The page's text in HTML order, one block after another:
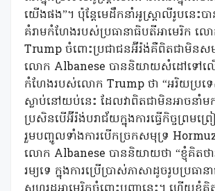
យើងផង”។ ប៉ុន្តែមេដឹកនាំអូស្ត្រាលីរូបនេះប
គំរាមកំហែងរបស់ប្រធានាធិបតីអាមេរិក ល
Trump ចំពោះប្រជាជនអ៊ីរ៉ង់គឺពិតជាមិនស
លោក Albanese បាននិយាយសំដៅទៅលើ
កំហែងរបស់លោក Trump ថា “អរិយប្រ
ស្លាប់នៅយប់នេះ ដែលវាពិតជាមិនអាចនាំម
ប្រសិនបើអ៊ីរ៉ង់បរាជ័យក្នុងការធ្វើកិច្ចព្រមព្
រួមបញ្ចូលទាំងការបើកច្រកសមុទ្រ
លោក Albanese បាននិយាយថា “ខ្ញុំគិតថ
រម្យទេ ក្នុងការប្រើប្រាស់ភាសាដូចរូបប្រធា